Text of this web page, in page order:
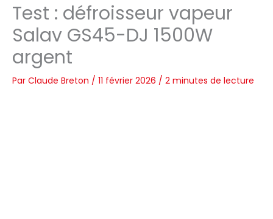
Test : défroisseur vapeur
Salav GS45-DJ 1500W
argent
Par Claude Breton / 11 février 2026 / 2 minutes de lecture